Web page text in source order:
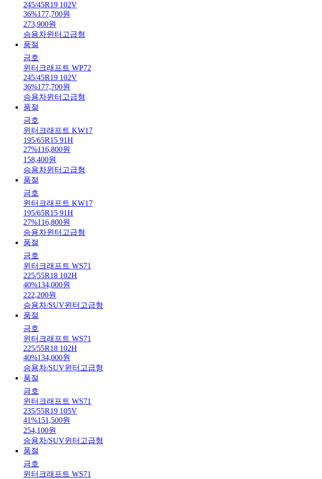
245/45R19 102V
36%177,700원
273,900원
승용차윈터 고급형
품절
금호
윈터크래프트 WP72
245/45R19 102V
36%177,700원
승용차윈터 고급형
품절
금호
윈터크래프트 KW17
195/65R15 91H
27%116,800원
158,400원
승용차윈터 고급형
품절
금호
윈터크래프트 KW17
195/65R15 91H
27%116,800원
승용차윈터 고급형
품절
금호
윈터크래프트 WS71
225/55R18 102H
40%134,000원
222,200원
승용차/SUV윈터 고급형
품절
금호
윈터크래프트 WS71
225/55R18 102H
40%134,000원
승용차/SUV윈터 고급형
품절
금호
윈터크래프트 WS71
235/55R19 105V
41%151,500원
254,100원
승용차/SUV윈터 고급형
품절
금호
윈터크래프트 WS71